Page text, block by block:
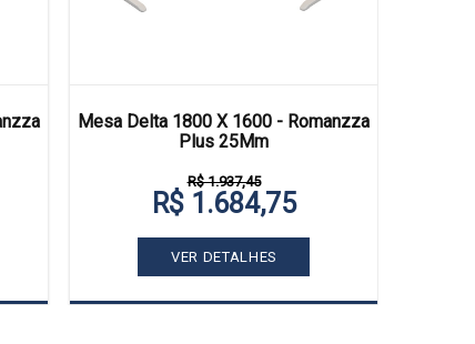
Mesa Delta 1800 X 1600 - Romanzza
Plus 25Mm
R$ 1.937,45
R$ 1.684,75
VER DETALHES